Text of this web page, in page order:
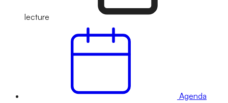
lecture
Agenda